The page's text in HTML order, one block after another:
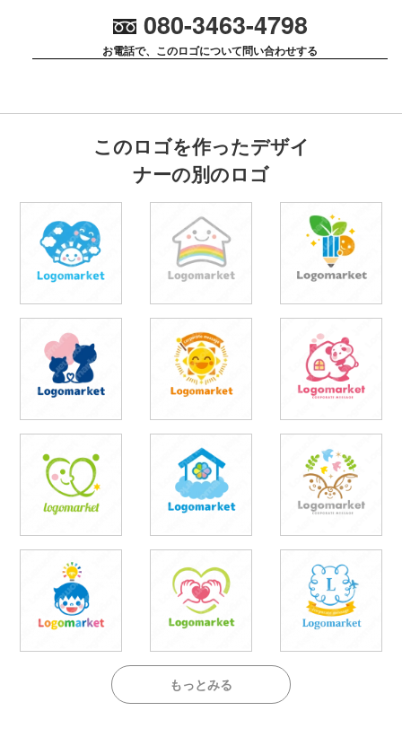
080-3463-4798
お電話で、このロゴについて問い合わせする
このロゴを作ったデザイ
ナーの別のロゴ
もっとみる